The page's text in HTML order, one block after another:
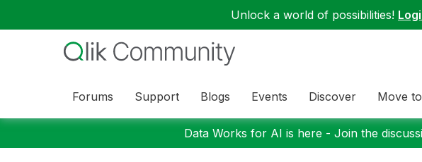
Unlock a world of possibilities!
Forums Support Blogs Events Discover Move
Data Works for AI is here - Join the